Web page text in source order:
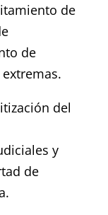
de
de
del
y
de